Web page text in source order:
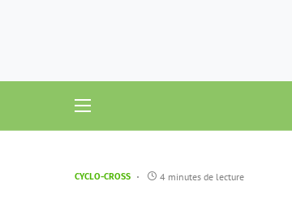
CYCLO-CROSS 4 minutes de lecture